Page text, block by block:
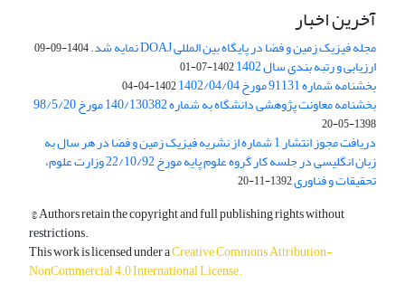
آخرین اخبار
مجله فیزیک زمین و فضا در پایگاه بین المللی DOAJ نمایه شد. 1404-09-09
ارزیابی و رتبه بندی سال 1402 1402-07-01
بخشنامه شماره 91131 مورخ 1402/04/04 1402-04-04
بخشنامه معاونت پژوهشی دانشگاه به شماره 140/130382 مورخ 98/5/20
1398-05-20
دریافت مجوز انتشار 1 شماره از نشریه فیزیک زمین و فضا در هر سال به
زبان انگلیسی در جلسه کار گروه علوم پایه مورخ 22/10/92 وزارت علوم،
تحقیقات و فناوری1392-11-20
© Authors retain the copyright and full publishing rights without
restrictions.
This work is licensed under aCreative Commons Attribution-
NonCommercial 4.0 International License.